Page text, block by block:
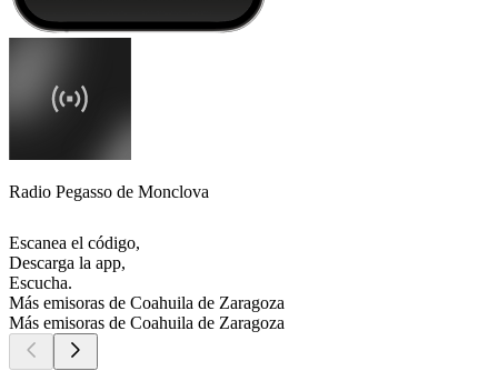
Radio Pegasso de Monclova
Escanea el código,
Descarga la app,
Escucha.
Más emisoras de Coahuila de Zaragoza
Más emisoras de Coahuila de Zaragoza